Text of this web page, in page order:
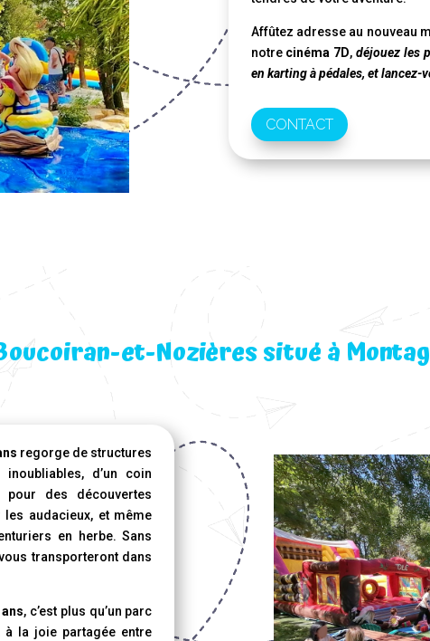
Affûtez adresse au nouveau
notre cinéma 7D,déjouez les
en karting à pédales, et
CONTACT
et-Nozières situé à
regorge de structures
d’un coin
des découvertes
audacieux, et même
en herbe. Sans
transporteront dans
, c’est plus qu’un parc
à la joie partagée entre